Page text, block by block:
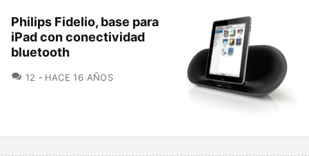
Philips Fidelio, base para
iPad con conectividad
bluetooth
12 COMENTARIOS
HACE 16 AÑOS